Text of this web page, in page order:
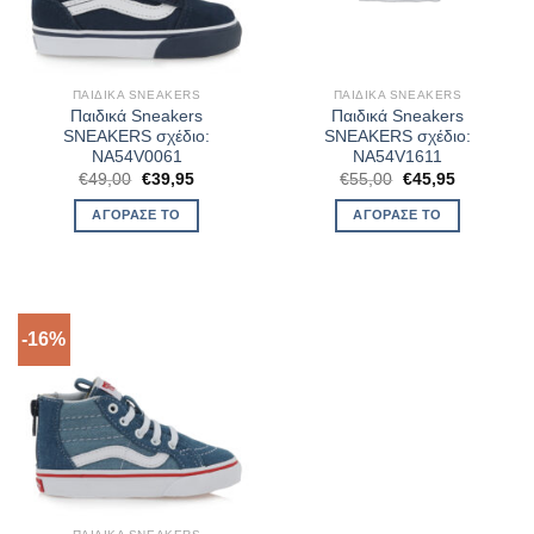
ΠΑΙΔΙΚΆ SNEAKERS
Παιδικά Sneakers
SNEAKERS σχέδιο:
NA54V0061
€49,00 Original
price
was:
€49,00.
€39,95Η
ΑΓΌΡΑΣΈ ΤΟ
ΠΑΙΔΙΚΆ SNEAKERS
Παιδικά Sneakers
SNEAKERS σχέδιο:
NA54V1611
€55,00 Original
price
was:
€55,00.
€45,95Η
ΑΓΌΡΑΣΈ ΤΟ
-16%